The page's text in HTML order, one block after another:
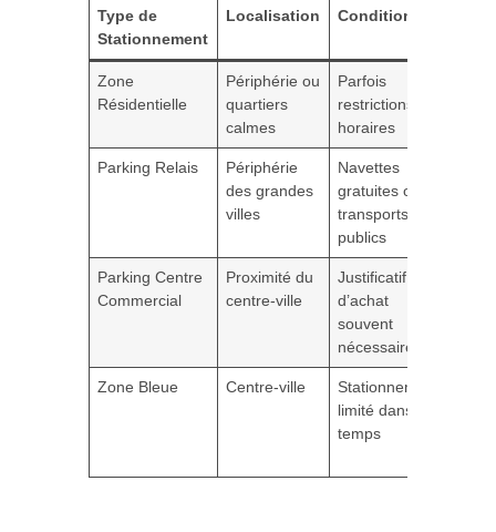
Type de
Stationnement
Localisation Conditions
Zone
Résidentielle
Périphérie ou
quartiers
calmes
Parfois
restrictions
horaires
Parking Relais
Périphérie
des grandes
villes
Navettes
gratuites ou
transports
publics
Parking Centre
Commercial
Proximité du
centre-ville
Justificatif
d’achat
souvent
nécessaire
Zone Bleue Centre-ville
Stationnement
limité dans le
temps